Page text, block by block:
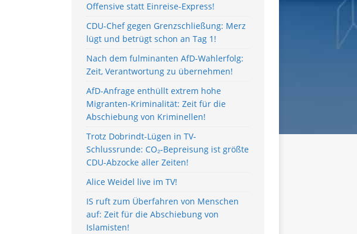
Offensive statt Einreise-Express!
CDU-Chef gegen Grenzschließung: Merz
lügt und betrügt schon an Tag 1!
Nach dem fulminanten AfD-Wahlerfolg:
Zeit, Verantwortung zu übernehmen!
AfD-Anfrage enthüllt extrem hohe
Migranten-Kriminalität: Zeit für die
Abschiebung von Kriminellen!
Trotz Dobrindt-Lügen in TV-
Schlussrunde: CO₂-Bepreisung ist größte
CDU-Abzocke aller Zeiten!
Alice Weidel live im TV!
IS ruft zum Überfahren von Menschen
auf: Zeit für die Abschiebung von
Islamisten!